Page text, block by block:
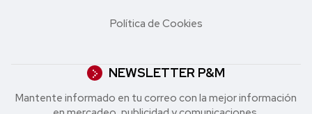
Política de Cookies
NEWSLETTER P&M
Mantente informado en tu correo con la mejor in formación